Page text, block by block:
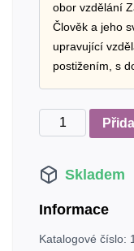
obor vzdělání
Člověk a jeho
upravující
postižením, s
Lidé
kolem
-
(vlastivěda)
množství
Skladem
Informace
Katalogové číslo: